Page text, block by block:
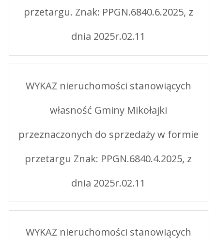
przetargu. Znak: PPGN.6840.6.2025, z
dnia 2025r.02.11
WYKAZ nieruchomości stanowiących
własność Gminy Mikołajki
przeznaczonych do sprzedaży w formie
przetargu Znak: PPGN.6840.4.2025, z
dnia 2025r.02.11
WYKAZ nieruchomości stanowiących